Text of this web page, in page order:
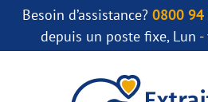
Besoin d’assistance? 0800 94
depuis un poste fixe, Lun